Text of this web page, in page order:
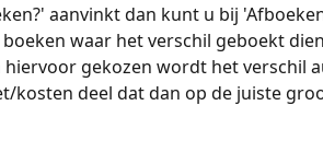
aanvinkt dan kunt u bij
waar het verschil geboekt
gekozen wordt het verschil
kosten deel dat dan op de juiste